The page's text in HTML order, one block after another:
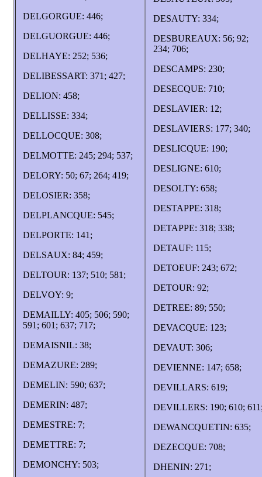
DELGORGUE: 446;
DELGUORGUE: 446;
DELHAYE: 252; 536;
DELIBESSART: 371; 427;
DELION: 458;
DELLISSE: 334;
DELLOCQUE: 308;
DELMOTTE: 245; 294; 537;
DELORY: 50; 67; 264; 419;
DELOSIER: 358;
DELPLANCQUE: 545;
DELPORTE: 141;
DELSAUX: 84; 459;
DELTOUR: 137; 510; 581;
DELVOY: 9;
DEMAILLY: 405; 506; 590;
591; 601; 637; 717;
DEMAISNIL: 38;
DEMAZURE: 289;
DEMELIN: 590; 637;
DEMERIN: 487;
DEMESTRE: 7;
DEMETTRE: 7;
DEMONCHY: 503;
DESAUTY: 334;
DESBUREAUX: 56; 92;
234; 706;
DESCAMPS: 230;
DESECQUE: 710;
DESLAVIER: 12;
DESLAVIERS: 177; 340;
DESLICQUE: 190;
DESLIGNE: 610;
DESOLTY: 658;
DESTAPPE: 318;
DETAPPE: 318; 338;
DETAUF: 115;
DETOEUF: 243; 672;
DETOUR: 92;
DETREE: 89; 550;
DEVACQUE: 123;
DEVAUT: 306;
DEVIENNE: 147; 658;
DEVILLARS: 619;
DEVILLERS: 190; 610;
DEWANCQUETIN: 635;
DEZECQUE: 708;
DHENIN: 271;